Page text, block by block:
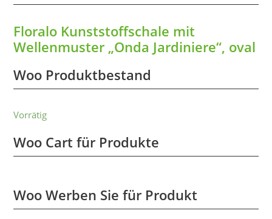
Floralo Kunststoffschale mit
Wellenmuster „Onda Jardiniere“, oval
Woo Produktbestand
Vorrätig
Woo Cart für Produkte
Woo Werben Sie für Produkt